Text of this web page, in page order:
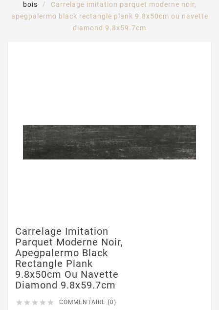
bois
Carrelage imitation parquet moderne noir,
apegpalermo black rectangle plank 9.8x50cm ou navette
diamond 9.8x59.7cm
Carrelage Imitation
Parquet Moderne Noir,
Apegpalermo Black
Rectangle Plank
9.8x50cm Ou Navette
Diamond 9.8x59.7cm
     COMMENTAIRE (0)